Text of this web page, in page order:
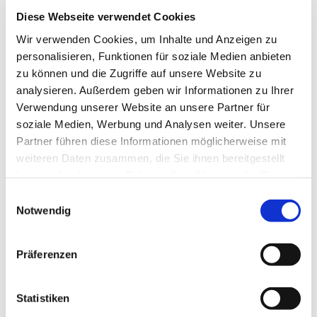
Diese Webseite verwendet Cookies
Wir verwenden Cookies, um Inhalte und Anzeigen zu
personalisieren, Funktionen für soziale Medien anbieten
zu können und die Zugriffe auf unsere Website zu
analysieren. Außerdem geben wir Informationen zu Ihrer
Verwendung unserer Website an unsere Partner für
soziale Medien, Werbung und Analysen weiter. Unsere
Partner führen diese Informationen möglicherweise mit
weiteren Daten zusammen, die Sie ihnen bereitgestellt
Notwendig
Präferenzen
Statistiken
Sonnenuntergang im
Terrasse sind begrenzt - sichern
Sie sich frühzeitig Ihren Tisch.
September 2026
White Party mit den Classic
Originalstimme von Milli
pro Person
ab 18:00 Uhr White Party mit
Shaw die Originalstimme von